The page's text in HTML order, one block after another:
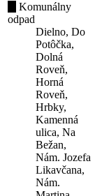
Komunálny
odpad
Dielno, Do
Potôčka,
Dolná
Roveň,
Horná
Roveň,
Hrbky,
Kamenná
ulica, Na
Bežan,
Nám. Jozefa
Likavčana,
Nám.